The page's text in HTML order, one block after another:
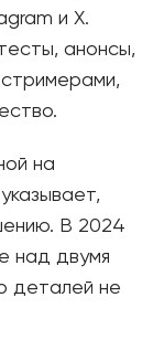
и X.
анонсы,
на
В 2024
над двумя
деталей не